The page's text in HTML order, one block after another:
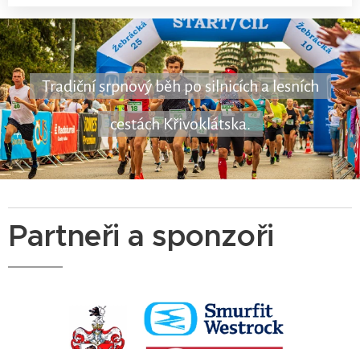
Žebrácké
pětadvacítky.
Níže
přikládáme
jejich souhrn.
Tradiční srpnový běh po silnicích a lesních
cestách Křivoklátska.
Partneři a sponzoři